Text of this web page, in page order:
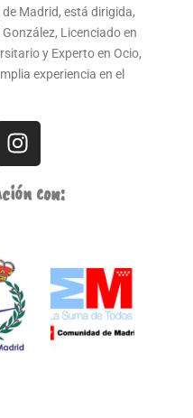
Madrid, está dirigida,
Licenciado en
y Experto en Ocio,
experiencia en el
con: